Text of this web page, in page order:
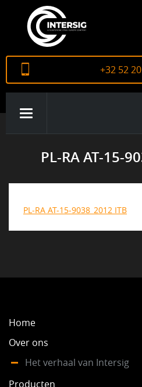
+32 52
OVER ONS
NEWS
VACATURES
DUURZAAM
PL-RA AT-15-
PL-RA AT-15-9038_2012 ITB
Home
Over ons
Het verhaal van Intersig
Producten